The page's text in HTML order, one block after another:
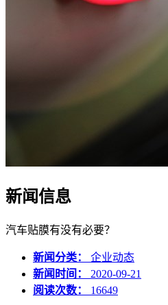
新闻信息
汽车贴膜有没有必要？
新闻分类： 企业动态
新闻时间： 2020-09-21
阅读次数： 16649